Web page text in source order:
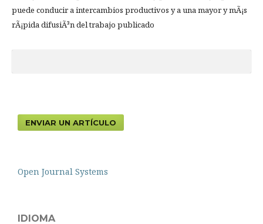
puede conducir a intercambios productivos y a una mayor y mÃ¡s
rÃ¡pida difusiÃ³n del trabajo publicado
ENVIAR UN ARTÍCULO
Open Journal Systems
IDIOMA